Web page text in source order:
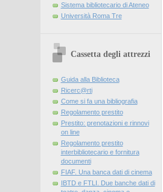
Sistema bibliotecario di Ateneo
Università Roma Tre
Cassetta degli attrezzi
Guida alla Biblioteca
Ricerc@rti
Come si fa una bibliografia
Regolamento prestito
Prestito: prenotazioni e rinnovi
on line
Regolamento prestito
interbibliotecario e fornitura
documenti
FIAF. Una banca dati di cinema
IBTD e FTLI. Due banche dati di